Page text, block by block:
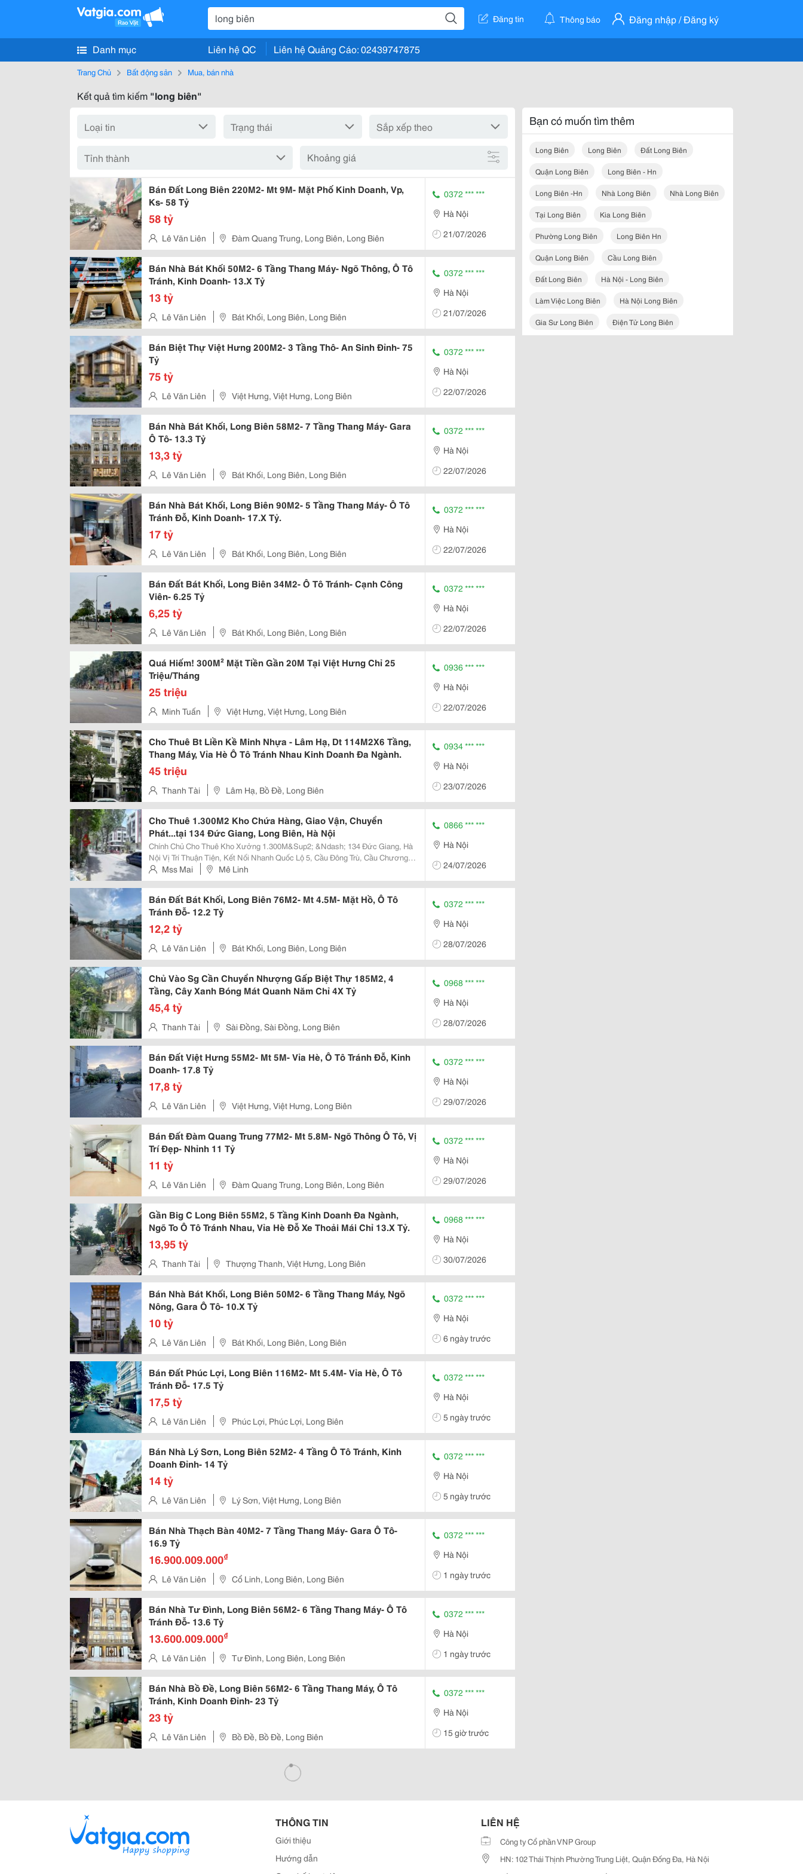
Đăng tin Thông báo Đăng nhập / Đăng ký
Danh mục Liên hệ QC Liên hệ Quảng Cáo: 02439747875
Trang Chủ Bất động sản Mua, bán nhà
Kết quả tìm kiếm "long biên"
Khoảng giá
Bán Đất Long Biên 220M2- Mt 9M- Mặt Phố Kinh Doanh, Vp,
Ks- 58 Tỷ
58 tỷ
Lê Văn Liên Đàm Quang Trung, Long Biên, Long Biên
0372 *** ***
Hà Nội
21/07/2026
Bán Nhà Bát Khối 50M2- 6 Tầng Thang Máy- Ngõ Thông, Ô Tô
Tránh, Kinh Doanh- 13.X Tỷ
13 tỷ
Lê Văn Liên Bát Khối, Long Biên, Long Biên
0372 *** ***
Hà Nội
21/07/2026
Bán Biệt Thự Việt Hưng 200M2- 3 Tầng Thô- An Sinh Đỉnh- 75
Tỷ
75 tỷ
Lê Văn Liên Việt Hưng, Việt Hưng, Long Biên
0372 *** ***
Hà Nội
22/07/2026
Bán Nhà Bát Khối, Long Biên 58M2- 7 Tầng Thang Máy- Gara
Ô Tô- 13.3 Tỷ
13,3 tỷ
Lê Văn Liên Bát Khối, Long Biên, Long Biên
0372 *** ***
Hà Nội
22/07/2026
Bán Nhà Bát Khối, Long Biên 90M2- 5 Tầng Thang Máy- Ô Tô
Tránh Đỗ, Kinh Doanh- 17.X Tỷ.
17 tỷ
Lê Văn Liên Bát Khối, Long Biên, Long Biên
0372 *** ***
Hà Nội
22/07/2026
Bán Đất Bát Khối, Long Biên 34M2- Ô Tô Tránh- Cạnh Công
Viên- 6.25 Tỷ
6,25 tỷ
Lê Văn Liên Bát Khối, Long Biên, Long Biên
0372 *** ***
Hà Nội
22/07/2026
Quá Hiếm! 300M² Mặt Tiền Gần 20M Tại Việt Hưng Chỉ 25
Triệu/Tháng
25 triệu
Minh Tuấn Việt Hưng, Việt Hưng, Long Biên
0936 *** ***
Hà Nội
22/07/2026
Cho Thuê Bt Liền Kề Minh Nhựa - Lâm Hạ, Dt 114M2X6 Tầng,
Thang Máy, Vỉa Hè Ô Tô Tránh Nhau Kinh Doanh Đa Ngành.
45 triệu
Thanh Tài Lâm Hạ, Bồ Đề, Long Biên
0934 *** ***
Hà Nội
23/07/2026
Cho Thuê 1.300M2 Kho Chứa Hàng, Giao Vận, Chuyển
Phát...tại 134 Đức Giang, Long Biên, Hà Nội
Chính Chủ Cho Thuê Kho Xưởng 1.300M&Sup2; &Ndash; 134 Đức Giang, Hà
Nội Vị Trí Thuận Tiện, Kết Nối Nhanh Quốc Lộ 5, Cầu Đông Trù, Cầu Chương
Dương, Thuận Lợi Vận Chuyển Hàng Hóa. ✅ Diện Tích: 1.300M&Sup2; ✅ Giá
Thuê: 100 Triệu/Tháng ✅ Trần Cao,...
Mss Mai Mê Linh
0866 *** ***
Hà Nội
24/07/2026
Bán Đất Bát Khối, Long Biên 76M2- Mt 4.5M- Mặt Hồ, Ô Tô
Tránh Đỗ- 12.2 Tỷ
12,2 tỷ
Lê Văn Liên Bát Khối, Long Biên, Long Biên
0372 *** ***
Hà Nội
28/07/2026
Chủ Vào Sg Cần Chuyển Nhượng Gấp Biệt Thự 185M2, 4
Tầng, Cây Xanh Bóng Mát Quanh Năm Chỉ 4X Tỷ
45,4 tỷ
Thanh Tài Sài Đồng, Sài Đồng, Long Biên
0968 *** ***
Hà Nội
28/07/2026
Bán Đất Việt Hưng 55M2- Mt 5M- Vỉa Hè, Ô Tô Tránh Đỗ, Kinh
Doanh- 17.8 Tỷ
17,8 tỷ
Lê Văn Liên Việt Hưng, Việt Hưng, Long Biên
0372 *** ***
Hà Nội
29/07/2026
Bán Đất Đàm Quang Trung 77M2- Mt 5.8M- Ngõ Thông Ô Tô, Vị
Trí Đẹp- Nhỉnh 11 Tỷ
11 tỷ
Lê Văn Liên Đàm Quang Trung, Long Biên, Long Biên
0372 *** ***
Hà Nội
29/07/2026
Gần Big C Long Biên 55M2, 5 Tầng Kinh Doanh Đa Ngành,
Ngõ To Ô Tô Tránh Nhau, Vỉa Hè Đỗ Xe Thoải Mái Chỉ 13.X Tỷ.
13,95 tỷ
Thanh Tài Thượng Thanh, Việt Hưng, Long Biên
0968 *** ***
Hà Nội
30/07/2026
Bán Nhà Bát Khối, Long Biên 50M2- 6 Tầng Thang Máy, Ngõ
Nông, Gara Ô Tô- 10.X Tỷ
10 tỷ
Lê Văn Liên Bát Khối, Long Biên, Long Biên
0372 *** ***
Hà Nội
6 ngày trước
Bán Đất Phúc Lợi, Long Biên 116M2- Mt 5.4M- Vỉa Hè, Ô Tô
Tránh Đỗ- 17.5 Tỷ
17,5 tỷ
Lê Văn Liên Phúc Lợi, Phúc Lợi, Long Biên
0372 *** ***
Hà Nội
5 ngày trước
Bán Nhà Lý Sơn, Long Biên 52M2- 4 Tầng Ô Tô Tránh, Kinh
Doanh Đỉnh- 14 Tỷ
14 tỷ
Lê Văn Liên Lý Sơn, Việt Hưng, Long Biên
0372 *** ***
Hà Nội
5 ngày trước
Bán Nhà Thạch Bàn 40M2- 7 Tầng Thang Máy- Gara Ô Tô-
16.9 Tỷ
16.900.009.000₫
Lê Văn Liên Cổ Linh, Long Biên, Long Biên
0372 *** ***
Hà Nội
1 ngày trước
Bán Nhà Tư Đình, Long Biên 56M2- 6 Tầng Thang Máy- Ô Tô
Tránh Đỗ- 13.6 Tỷ
13.600.009.000₫
Lê Văn Liên Tư Đình, Long Biên, Long Biên
0372 *** ***
Hà Nội
1 ngày trước
Bán Nhà Bồ Đề, Long Biên 56M2- 6 Tầng Thang Máy, Ô Tô
Tránh, Kinh Doanh Đỉnh- 23 Tỷ
23 tỷ
Lê Văn Liên Bồ Đề, Bồ Đề, Long Biên
0372 *** ***
Hà Nội
15 giờ trước
Bạn có muốn tìm thêm
Long Biên Long Biên Đất Long Biên
Quận Long Biên Long Biên - Hn
Long Biên -hn Nhà Long Biên Nhà Long Biên
Tại Long Biên Kia Long Biên
Phường Long Biên Long Biên Hn
Quận Long Biên Cầu Long Biên
Đất Long Biên Hà Nội - Long Biên
Làm Việc Long Biên Hà Nội Long Biên
Gia Sư Long Biên Điện Tử Long Biên
THÔNG TIN
Giới thiệu
Hướng dẫn
LIÊN HỆ
Công ty Cổ phần VNP Group
HN: 102 Thái Thịnh Phường Trung Liệt, Quận Đống Đa, Hà Nội